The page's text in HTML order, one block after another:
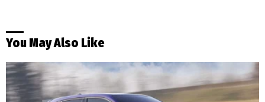
You May Also Like